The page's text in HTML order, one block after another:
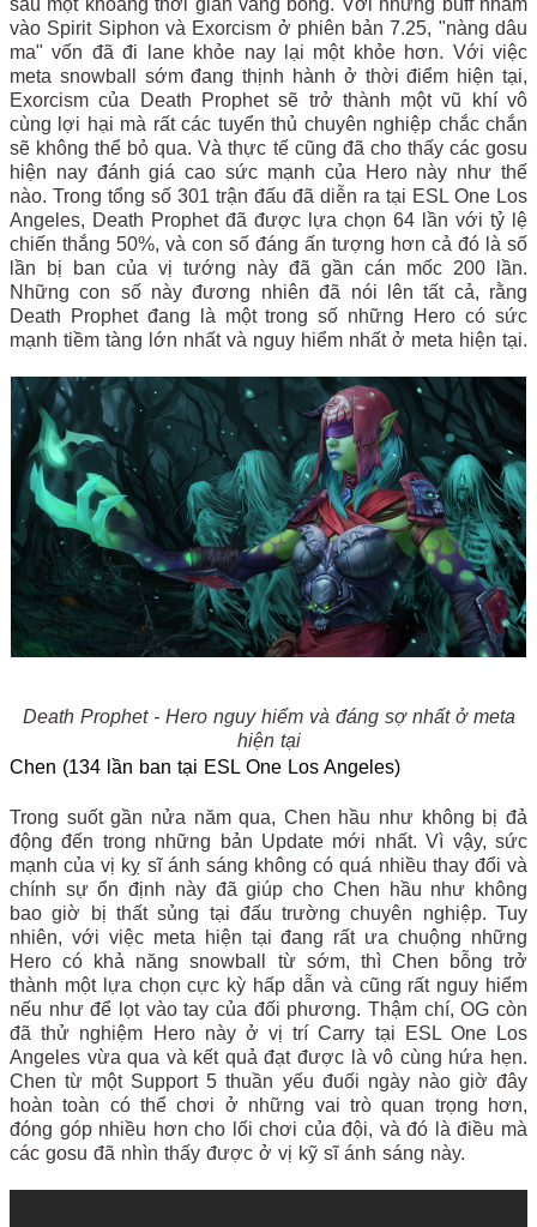
vào Spirit Siphon và Exorcism ở phiên bản 7.25, "nàng dâu
ma" vốn đã đi lane khỏe nay lại một khỏe hơn. Với việc
meta snowball sớm đang thịnh hành ở thời điểm hiện tại,
Exorcism của Death Prophet sẽ trở thành một vũ khí vô
cùng lợi hại mà rất các tuyển thủ chuyên nghiệp chắc chắn
sẽ không thể bỏ qua. Và thực tế cũng đã cho thấy các gosu
hiện nay đánh giá cao sức mạnh của Hero này như thế
nào. Trong tổng số 301 trận đấu đã diễn ra tại ESL One Los
Angeles, Death Prophet đã được lựa chọn 64 lần với tỷ lệ
chiến thắng 50%, và con số đáng ấn tượng hơn cả đó là số
lần bị ban của vị tướng này đã gần cán mốc 200 lần.
Những con số này đương nhiên đã nói lên tất cả, rằng
Death Prophet đang là một trong số những Hero có sức
mạnh tiềm tàng lớn nhất và nguy hiểm nhất ở meta hiện tại.
Death Prophet - Hero nguy hiểm và đáng sợ nhất ở meta
hiện tại
Chen (134 lần ban tại ESL One Los Angeles)
Trong suốt gần nửa năm qua, Chen hầu như không bị đả
động đến trong những bản Update mới nhất. Vì vậy, sức
mạnh của vị kỵ sĩ ánh sáng không có quá nhiều thay đổi và
chính sự ổn định này đã giúp cho Chen hầu như không
bao giờ bị thất sủng tại đấu trường chuyên nghiệp. Tuy
nhiên, với việc meta hiện tại đang rất ưa chuộng những
Hero có khả năng snowball từ sớm, thì Chen bỗng trở
thành một lựa chọn cực kỳ hấp dẫn và cũng rất nguy hiểm
nếu như để lọt vào tay của đối phương. Thậm chí, OG còn
đã thử nghiệm Hero này ở vị trí Carry tại ESL One Los
Angeles vừa qua và kết quả đạt được là vô cùng hứa hẹn.
Chen từ một Support 5 thuần yếu đuối ngày nào giờ đây
hoàn toàn có thể chơi ở những vai trò quan trọng hơn,
đóng góp nhiều hơn cho lối chơi của đội, và đó là điều mà
các gosu đã nhìn thấy được ở vị kỹ sĩ ánh sáng này.